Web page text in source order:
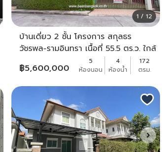
1 / 12
บ้านเดี่ยว 2 ชั้น โครงการ สกุลธร
วัชรพล-รามอินทรา เนื้อที่ 55.5 ตร.ว. ใกล้
ห้าแยกวัชรพล ถนนรามอินทรา แขวงท่า
แร้ง เขตบางเขน
฿5,600,000
5
ห้องนอน
4
ห้องน้ำ
172
ตรม.